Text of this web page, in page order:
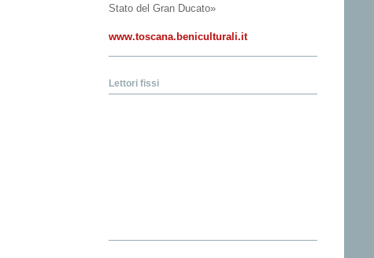
Stato del Gran Ducato»
www.toscana.beniculturali.it
Lettori fissi